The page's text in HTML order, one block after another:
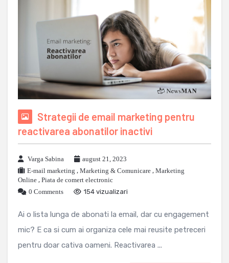
Strategii de email marketing pentru
reactivarea abonatilor inactivi
Varga Sabina
august 21, 2023
E-mail marketing , Marketing & Comunicare , Marketing
Online , Piata de comert electronic
0 Comments
154 vizualizari
Ai o lista lunga de abonati la email, dar cu engagement
mic? E ca si cum ai organiza cele mai reusite petreceri
pentru doar cativa oameni. Reactivarea ...